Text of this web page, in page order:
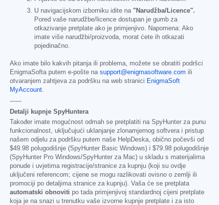
U navigacijskom izborniku idite na "Narudžba/Licence".
Pored vaše narudžbe/licence dostupan je gumb za
otkazivanje pretplate ako je primjenjivo. Napomena: Ako
imate više narudžbi/proizvoda, morat ćete ih otkazati
pojedinačno.
Ako imate bilo kakvih pitanja ili problema, možete se obratiti podršci
EnigmaSofta putem e-pošte na support@enigmasoftware.com ili
otvaranjem zahtjeva za podršku na web stranici EnigmaSoft
MyAccount.
------
Detalji kupnje SpyHuntera
Također imate mogućnost odmah se pretplatiti na SpyHunter za punu
funkcionalnost, uključujući uklanjanje zlonamjernog softvera i pristup
našem odjelu za podršku putem naše HelpDeska, obično počevši od
$49.98 polugodišnje (SpyHunter Basic Windows) i $79.98 polugodišnje
(SpyHunter Pro Windows/SpyHunter za Mac) u skladu s materijalima
ponude i uvjetima registracije/stranice za kupnju (koji su ovdje
uključeni referencom; cijene se mogu razlikovati ovisno o zemlji ili
promociji po detaljima stranice za kupnju). Vaša će se pretplata
automatski obnoviti po tada primjenjivoj standardnoj cijeni pretplate
koja je na snazi u trenutku vaše izvorne kupnje pretplate i za isto